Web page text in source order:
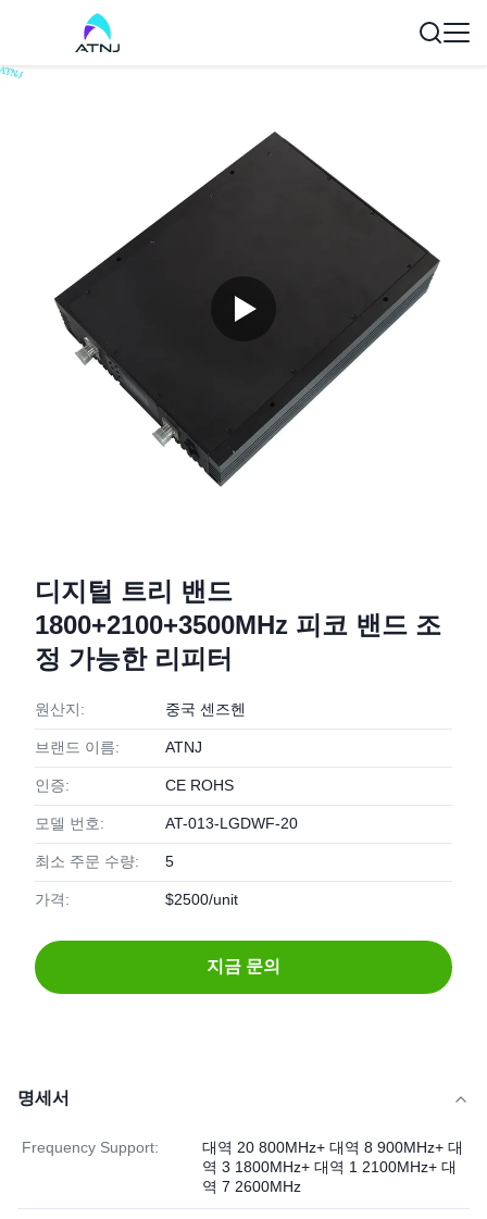
디지털 트리 밴드
1800+2100+3500MHz 피코 밴드 조
정 가능한 리피터
원산지: 중국 센즈헨
브랜드 이름: ATNJ
인증: CE ROHS
모델 번호: AT-013-LGDWF-20
최소 주문 수량: 5
가격: $2500/unit
지금 문의
명세서
Frequency Support:
대역 20 800MHz+ 대역 8 900MHz+ 대
역 3 1800MHz+ 대역 1 2100MHz+ 대
역 7 2600MHz